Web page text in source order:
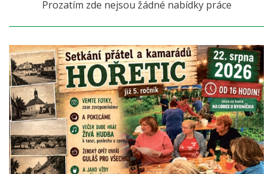
Prozatím zde nejsou žádné nabídky práce